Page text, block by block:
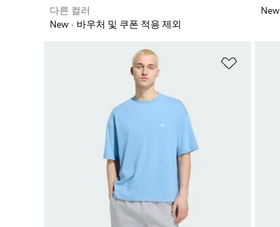
다른 컬러
New
바우처 및 쿠폰 적용 제외
New